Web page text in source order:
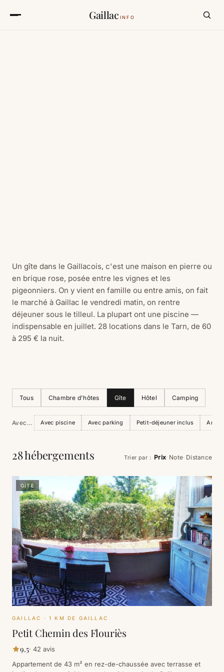
Gaillac INFO
chambre, château, lumière du matin
Un gîte dans le Gaillacois, c'est une maison en pierre ou
en brique rose, posée entre les vignes et les
pigeonniers. On y vient en famille ou entre amis, on fait
le marché à Gaillac le vendredi matin, on rentre
déjeuner sous le tilleul. La plupart ont une piscine —
indispensable en juillet. 28 locations dans le Tarn, de 60
à 295 € la nuit.
Tous Chambre d'hôtes Gîte Hôtel Camping
Avec… Avec piscine Avec parking Petit-déjeuner inclus
28 hébergements Trier par : Prix· Note· Distance
GÎTE
GAILLAC · 1 KM DE GAILLAC
Petit Chemin des Flouriès
9.5· 42 avis
Appartement de 43 m² en rez-de-chaussée avec terrasse et